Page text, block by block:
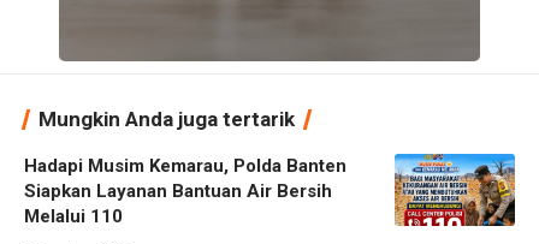
Mungkin Anda juga tertarik
Hadapi Musim Kemarau, Polda Banten
Siapkan Layanan Bantuan Air Bersih
Melalui 110